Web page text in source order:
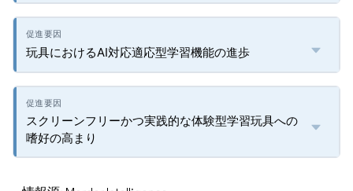
玩具におけるAI対応適応型学習機能の進歩
スクリーンフリーかつ実践的な体験型学習玩具への
嗜好の高まり